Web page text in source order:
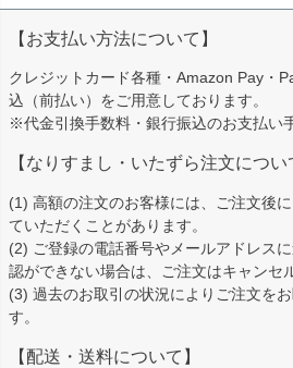
【お支払い方法について】
クレジットカード各種・Amazon Pay・
込（前払い）をご用意しております。
※代金引換手数料・銀行振込のお支払い
【なりすまし・いたずら注文につい
(1) 高額の注文のお客様には、ご注文後
ていただくことがあります。
(2) ご登録の電話番号やメールアドレス
認ができない場合は、ご注文はキャンセ
(3) 過去のお取引の状況によりご注文を
す。
【配送・送料について】